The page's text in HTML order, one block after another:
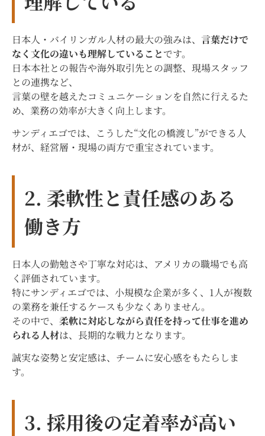
日本人・バイリンガル人材の最大の強みは、 言葉だけで
なく文化の違いも理解していることです。
日本本社との報告や海外取引先との調整、現場スタッフ
との連携など、
言葉の壁を越えたコミュニケーションを自然に行えるた
め、業務の効率が大きく向上します。
サンディエゴでは、こうした“文化の橋渡し”ができる人
材が、経営層・現場の両方で重宝されています。
2. 柔軟性と責任感のある
働き方
日本人の勤勉さや丁寧な対応は、アメリカの職場でも高
く評価されています。
特にサンディエゴでは、小規模な企業が多く、1人が複数
の業務を兼任するケースも少なくありません。
その中で、 柔軟に対応しながら責任を持って仕事を進め
られる人材は、長期的な戦力となります。
誠実な姿勢と安定感は、チームに安心感をもたらしま
す。
3. 採用後の定着率が高い